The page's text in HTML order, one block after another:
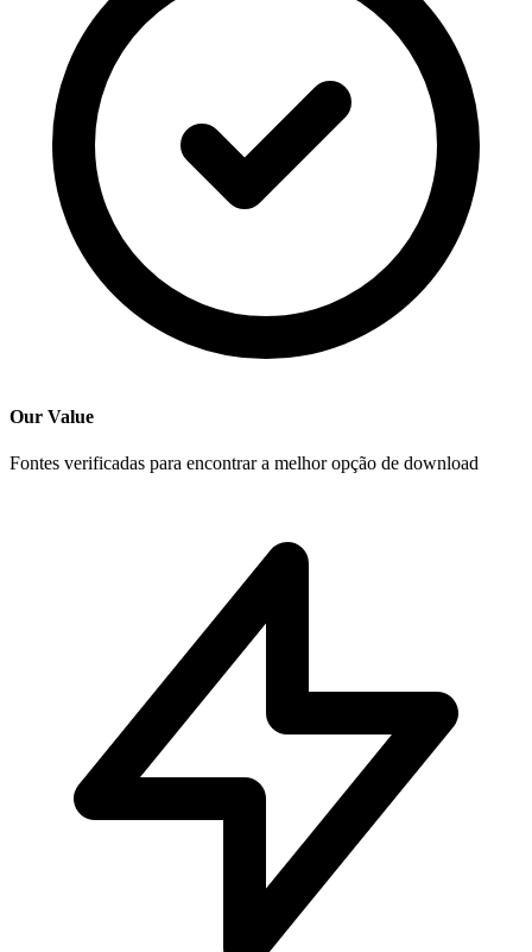
Our Value
Fontes verificadas para encontrar a melhor opção de download